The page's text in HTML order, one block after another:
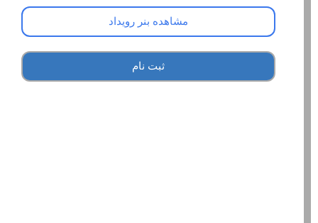
مشاهده بنر رویداد
ثبت نام